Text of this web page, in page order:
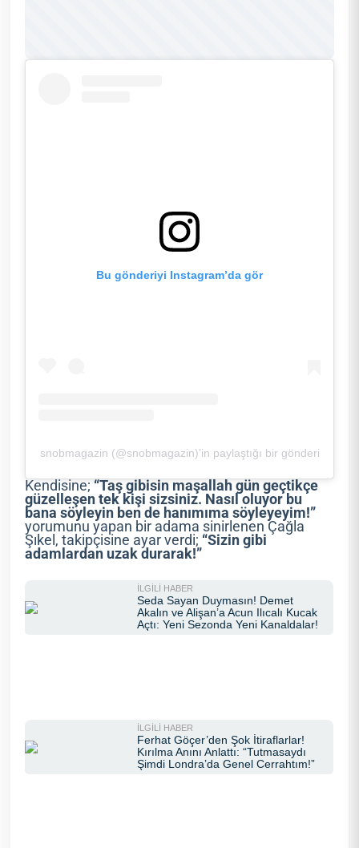
Bu gönderiyi Instagram’da gör
snobmagazin (@snobmagazin)’in paylaştığı bir gönderi
Kendisine; “Taş gibisin maşallah gün geçtikçe
güzelleşen tek kişi sizsiniz. Nasıl oluyor bu
bana söyleyin ben de hanımıma söyleyeyim!”
yorumunu yapan bir adama sinirlenen Çağla
Şıkel, takipçisine ayar verdi; “Sizin gibi
adamlardan uzak durarak!”